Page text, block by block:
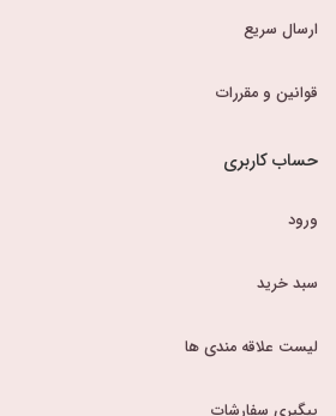
ارسال سریع
قوانین و مقررات
حساب کاربری
ورود
سبد خرید
لیست علاقه مندی ها